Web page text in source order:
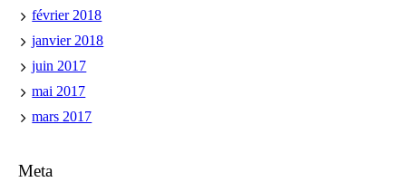
février 2018
janvier 2018
juin 2017
mai 2017
mars 2017
Meta